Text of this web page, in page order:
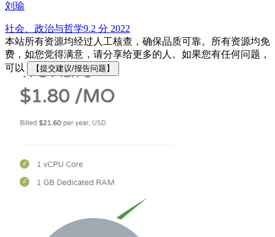
刘瑜
社会、政治与哲学9.2 分 2022
本站所有资源均经过人工核查，确保品质可靠。所有资源均免
费，如您觉得满意，请分享给更多的人。如果您有任何问题，
可以
【提交建议/报告问题】